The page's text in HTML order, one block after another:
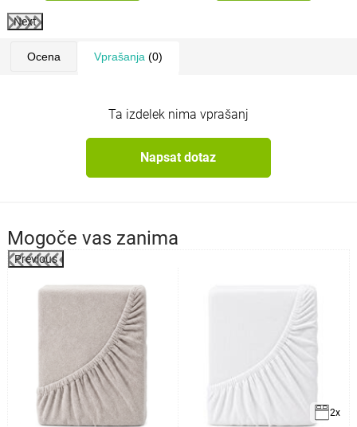
Next
Ocena Vprašanja (0)
Ta izdelek nima vprašanj
Napsat dotaz
Mogoče vas zanima
Previous
2x